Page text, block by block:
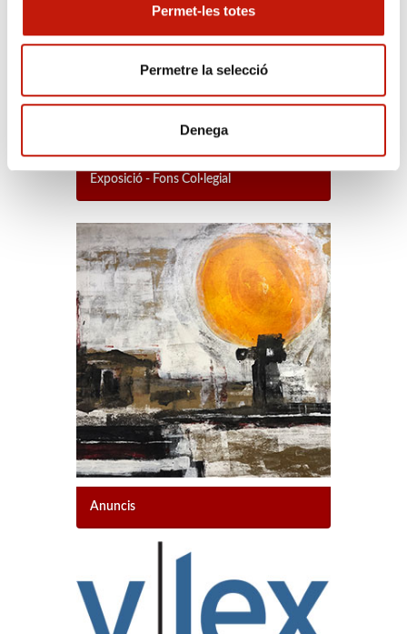
Permet-les totes
Permetre la selecció
Denega
Bases del Concurs
Exposició - Fons Col·legial
Anuncis